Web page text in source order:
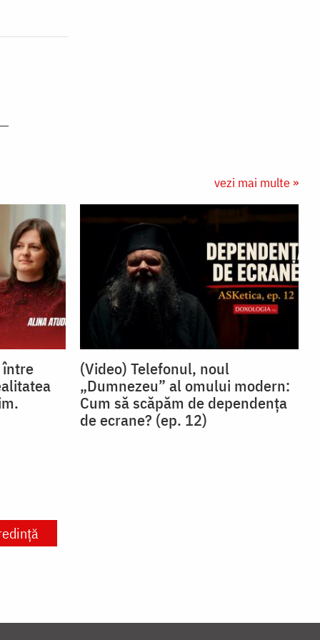
vezi mai multe »
între
(Video) Telefonul, noul
„Dumnezeu” al omului modern:
Cum să scăpăm de dependența
de ecrane? (ep. 12)